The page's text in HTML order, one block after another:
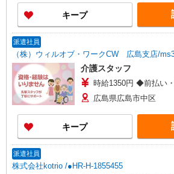
以上勤務（社保加入者）の
日曜祝日：時給1,810円〜 ◎身体介助、生活援助
が同時給 ◎キャンセル手
キープ
派遣社員
（株）ウィルオブ・ワークCW 広島支店/
介護スタッフ
時給1350円 ◆
広島県広島市中区
キープ
派遣社員
株式会社kotrio /●HR-H-1855455